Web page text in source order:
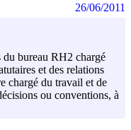
bureau RH2 chargé
et des relations
chargé du travail et de
ou conventions, à
26/06/2011